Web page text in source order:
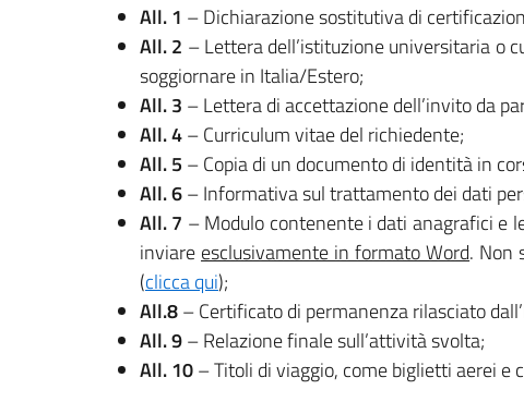
All. 1 – Dichiarazione sostitutiva di
All. 2 – Lettera dell’istituzione universitaria o
soggiornare in Italia/Estero;
All. 3 – Lettera di accettazione dell’invito da
All. 4– Curriculum vitae del richiedente;
All. 5 – Copia di un documento di identità in
All. 6– Informativa sul trattamento dei dati
All. 7 – Modulo contenente i dati anagrafici e
inviare esclusivamente in formato Word. Non
(clicca qui);
All.8– Certificato di permanenza rilasciato
All. 9– Relazione finale sull’attività svolta;
All. 10– Titoli di viaggio, come biglietti aerei e